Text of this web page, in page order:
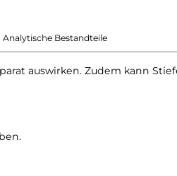
Analytische Bestandteile
auswirken. Zudem kann